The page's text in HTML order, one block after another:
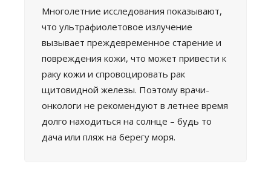
Многолетние исследования показывают,
что ультрафиолетовое излучение
вызывает преждевременное старение и
повреждения кожи, что может привести к
раку кожи и спровоцировать рак
щитовидной железы. Поэтому врачи-
онкологи не рекомендуют в летнее время
долго находиться на солнце – будь то
дача или пляж на берегу моря.